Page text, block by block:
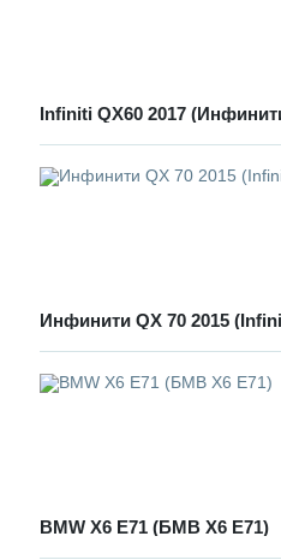
Infiniti QX60 2017
Инфинити QX 70 2015
BMW X6 E71 (БМВ Х6 Е71)